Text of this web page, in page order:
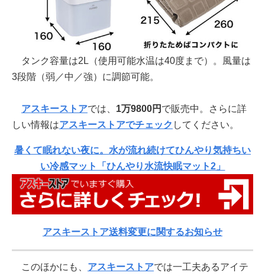
タンク容量は2L（使用可能水温は40度まで）。風量は
3段階（弱／中／強）に調節可能。
アスキーストアでは、 1万9800円 で販売中。さらに詳
しい情報はアスキーストアでチェック してください。
暑くて眠れない夜に。水が流れ続けてひんやり気持ちい
い冷感マット「ひんやり水流快眠マット2」
アスキーストア送料変更に関するお知らせ
このほかにも、 アスキーストアでは一工夫あるアイテ